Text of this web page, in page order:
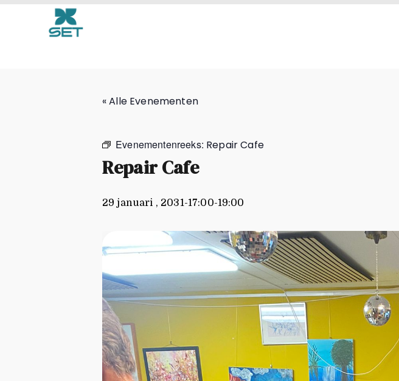
Repair Cafe
« Alle Evenementen
Evenementenreeks: Repair Cafe
Repair Cafe
29 januari , 2031-17:00-19:00